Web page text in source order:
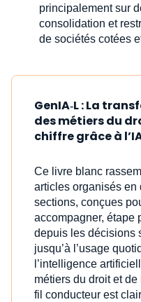
principalement sur
consolidation et
de sociétés cotées
GenIA‑L : La
des métiers du
chiffre grâce à
Ce livre blanc
articles organisés en
sections, conçues
accompagner, étape
depuis les décisions
jusqu’à l’usage
l’intelligence
métiers du droit et
fil conducteur est